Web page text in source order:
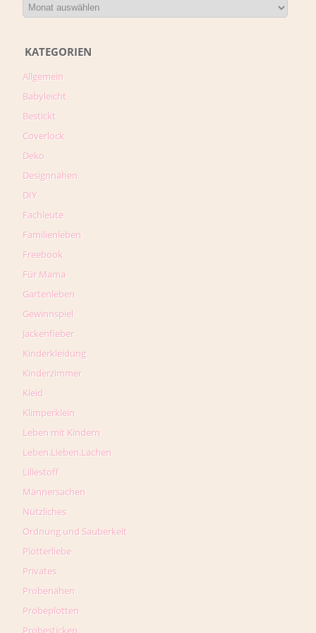
KATEGORIEN
Allgemein
Babyleicht
Bestickt
Coverlock
Deko
Designnähen
DIY
Fachleute
Familienleben
Freebook
Für Mama
Gartenleben
Gewinnspiel
Jackenfieber
Kinderkleidung
Kinderzimmer
Kleid
Klimperklein
Leben mit Kindern
Leben.Lieben.Lachen
Lillestoff
Männersachen
Nützliches
Ordnung und Sauberkeit
Plotterliebe
Privates
Probenähen
Probeplotten
Probesticken